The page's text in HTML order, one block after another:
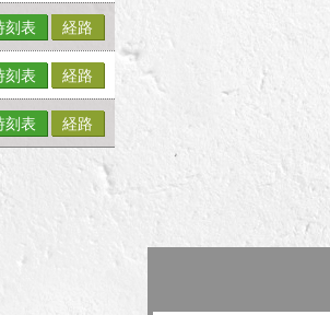
刻表 経路
刻表 経路
刻表 経路